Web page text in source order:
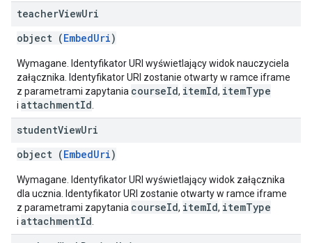
teacherViewUri
object (EmbedUri)
Wymagane. Identyfikator URI wyświetlający widok nauczyciela
załącznika. Identyfikator URI zostanie otwarty w ramce iframe
z parametrami zapytania courseId, itemId, itemType
i attachmentId
studentViewUri
object (EmbedUri)
Wymagane. Identyfikator URI wyświetlający widok załącznika
dla ucznia. Identyfikator URI zostanie otwarty w ramce iframe
z parametrami zapytania courseId, itemId, itemType
i attachmentId